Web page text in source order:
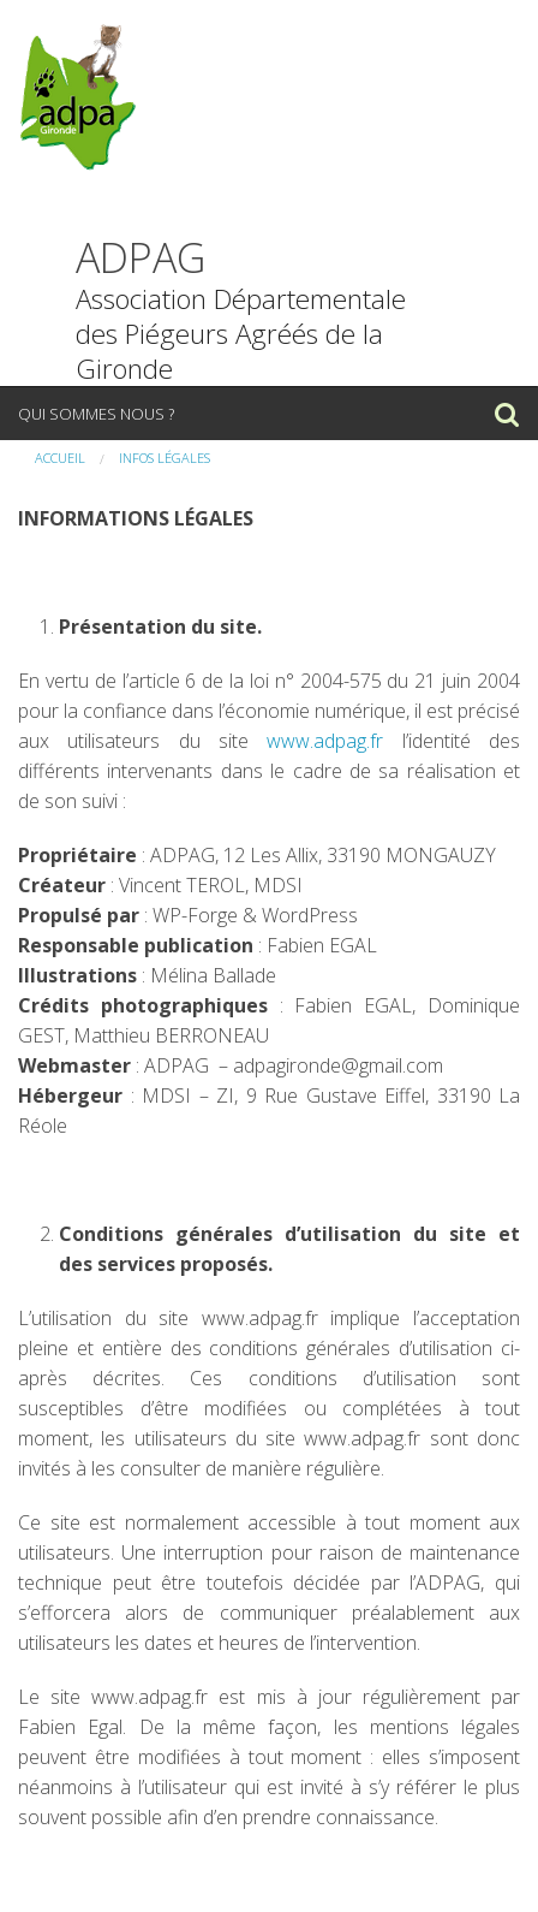
ADPAG
Association Départementale
des Piégeurs Agréés de la
Gironde
QUI SOMMES NOUS ?
NOUS CONTACTER
INFORMATIONS
CARTOGRAPHIE
ACCUEIL INFOS LÉGALES
INFORMATIONS LÉGALES
Présentation du site.
En vertu de l’article 6 de la loi n° 2004-575 du 21 juin 2004
pour la confiance dans l’économie numérique, il est précisé
aux utilisateurs du sitewww.adpag.fr l’identité des
différents intervenants dans le cadre de sa réalisation et
de son suivi :
Propriétaire : ADPAG, 12 Les Allix, 33190 MONGAUZY
Créateur : Vincent TEROL, MDSI
Propulsé par : WP-Forge & WordPress
Responsable publication : Fabien EGAL
Illustrations : Mélina Ballade
Crédits photographiques: Fabien EGAL, Dominique
GEST, Matthieu BERRONEAU
Webmaster : ADPAG – adpagironde@gmail.com
Hébergeur : MDSI – ZI, 9 Rue Gustave Eiffel, 33190 La
Réole
Conditions générales d’utilisation du site et
des services proposés.
L’utilisation du site www.adpag.fr implique l’acceptation
pleine et entière des conditions générales d’utilisation ci-
après décrites. Ces conditions d’utilisation sont
susceptibles d’être modifiées ou complétées à tout
moment, les utilisateurs du site www.adpag.fr sont donc
invités à les consulter de manière régulière.
Ce site est normalement accessible à tout moment aux
utilisateurs. Une interruption pour raison de maintenance
technique peut être toutefois décidée par l’ADPAG, qui
s’efforcera alors de communiquer préalablement aux
utilisateurs les dates et heures de l’intervention.
Le site www.adpag.fr est mis à jour régulièrement par
Fabien Egal. De la même façon, les mentions légales
peuvent être modifiées à tout moment : elles s’imposent
néanmoins à l’utilisateur qui est invité à s’y référer le plus
souvent possible afin d’en prendre connaissance.